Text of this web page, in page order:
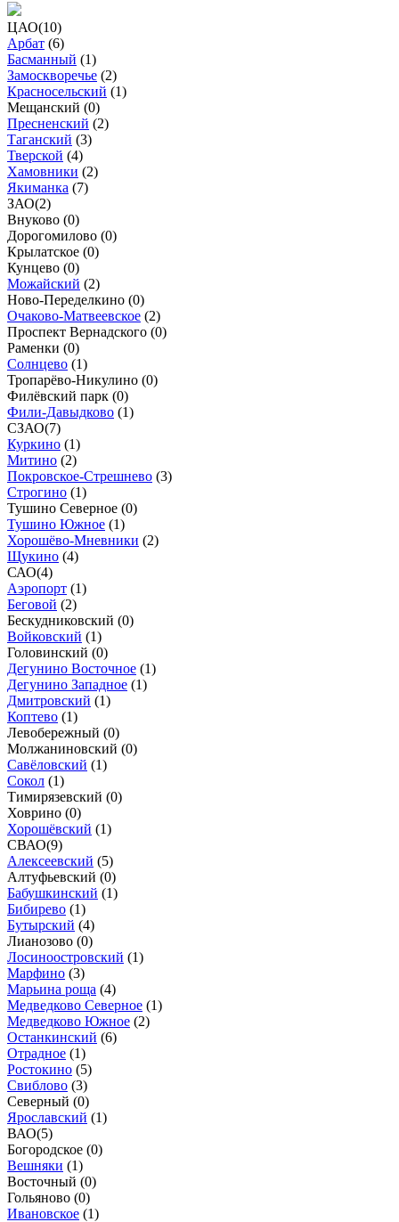
ЦАО(10)
Арбат (6)
Басманный (1)
Замоскворечье (2)
Красносельский (1)
Мещанский (0)
Пресненский (2)
Таганский (3)
Тверской (4)
Хамовники (2)
Якиманка (7)
ЗАО(2)
Внуково (0)
Дорогомилово (0)
Крылатское (0)
Кунцево (0)
Можайский (2)
Ново-Переделкино (0)
Очаково-Матвеевское (2)
Проспект Вернадского (0)
Раменки (0)
Солнцево (1)
Тропарёво-Никулино (0)
Филёвский парк (0)
Фили-Давыдково (1)
СЗАО(7)
Куркино (1)
Митино (2)
Покровское-Стрешнево (3)
Строгино (1)
Тушино Северное (0)
Тушино Южное (1)
Хорошёво-Мневники (2)
Щукино (4)
САО(4)
Аэропорт (1)
Беговой (2)
Бескудниковский (0)
Войковский (1)
Головинский (0)
Дегунино Восточное (1)
Дегунино Западное (1)
Дмитровский (1)
Коптево (1)
Левобережный (0)
Молжаниновский (0)
Савёловский (1)
Сокол (1)
Тимирязевский (0)
Ховрино (0)
Хорошёвский (1)
СВАО(9)
Алексеевский (5)
Алтуфьевский (0)
Бабушкинский (1)
Бибирево (1)
Бутырский (4)
Лианозово (0)
Лосиноостровский (1)
Марфино (3)
Марьина роща (4)
Медведково Северное (1)
Медведково Южное (2)
Останкинский (6)
Отрадное (1)
Ростокино (5)
Свиблово (3)
Северный (0)
Ярославский (1)
ВАО(5)
Богородское (0)
Вешняки (1)
Восточный (0)
Гольяново (0)
Ивановское (1)